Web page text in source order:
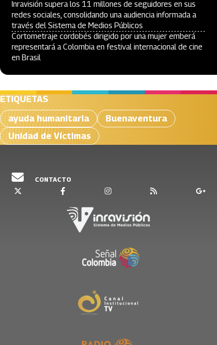
Inravisión supera los 11 millones de seguidores en sus
redes sociales, consolidando una audiencia informada a
través del Sistema de Medios Públicos
Cortometraje cordobés dirigido por una mujer emberá
representará a Colombia en festival internacional de cine
en Brasil
ETIQUETAS
ayuda humanitaria
Buenaventura
Unidad de Víctimas
CONTACTO